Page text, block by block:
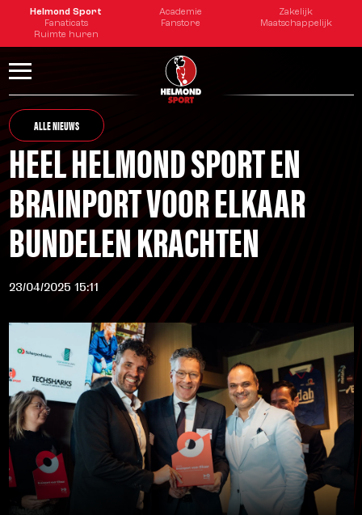
Helmond Sport Academie
Zakelijk
Fanaticats
Fanstore
Maatschappelijk
Ruimte huren
ALLE NIEUWS
HEEL HELMOND SPORT EN
BRAINPORT VOOR ELKAAR
BUNDELEN KRACHTEN
23/04/2025 15:11